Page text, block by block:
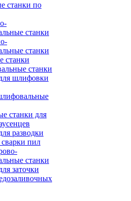
станки по
станки
станки
станки
станки
шлифовки
станки для
разводки
сварки пил
станки
заточки